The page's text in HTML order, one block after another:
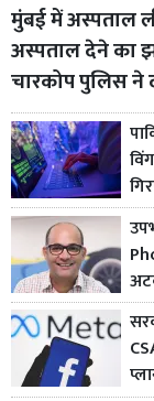
मुंबई में अस्पताल
अस्पताल देने का
चारकोप पुलिस ने